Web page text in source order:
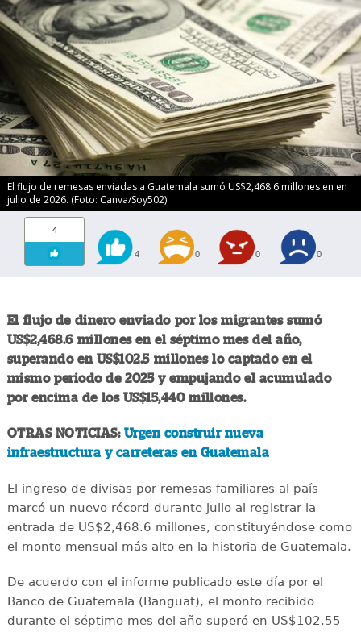
El flujo de remesas enviadas a Guatemala sumó US$2,468.6 millones en en
julio de 2026. (Foto: Canva/Soy502)
4
4 0 0 0
El flujo de dinero enviado por los migrantes sumó
US$2,468.6 millones en el séptimo mes del año,
superando en US$102.5 millones lo captado en el
mismo periodo de 2025 y empujando el acumulado
por encima de los US$15,440 millones.
OTRAS NOTICIAS: Urgen construir nueva
infraestructura y carreteras en Guatemala
El ingreso de divisas por remesas familiares al país
marcó un nuevo récord durante julio al registrar la
entrada de US$2,468.6 millones, constituyéndose como
el monto mensual más alto en la historia de Guatemala.
De acuerdo con el informe publicado este día por el
Banco de Guatemala (Banguat), el monto recibido
durante el séptimo mes del año superó en US$102.55